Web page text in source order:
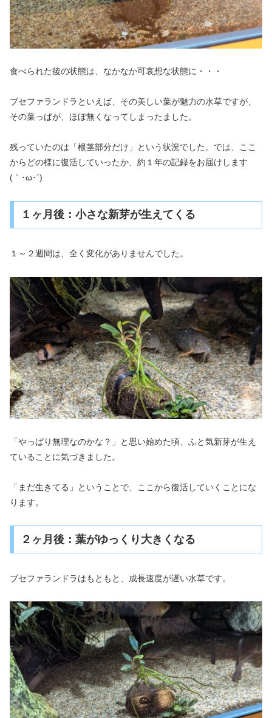
食べられた後の状態は、なかなか可哀想な状態に・・・
ブセファランドラといえば、その美しい葉が魅力の水草ですが、
その葉っぱが、ほぼ無くなってしまったました。
残っていたのは「根茎部分だけ」という状況でした。では、ここ
からどの様に復活していったか、約１年の記録をお届けします
(｀･ω･´)ゞ
１ヶ月後：小さな新芽が生えてくる
１～２週間は、全く変化がありませんでした。
「やっぱり無理なのかな？」と思い始めた頃、ふと気新芽が生え
ていることに気づきました。
「まだ生きてる」ということで、ここから復活していくことにな
ります。
２ヶ月後：葉がゆっくり大きくなる
ブセファランドラはもともと、成長速度が遅い水草です。